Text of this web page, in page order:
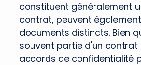
constituent généralement
contrat, peuvent
documents distincts. Bien
souvent partie d'un contrat
accords de confidentialité